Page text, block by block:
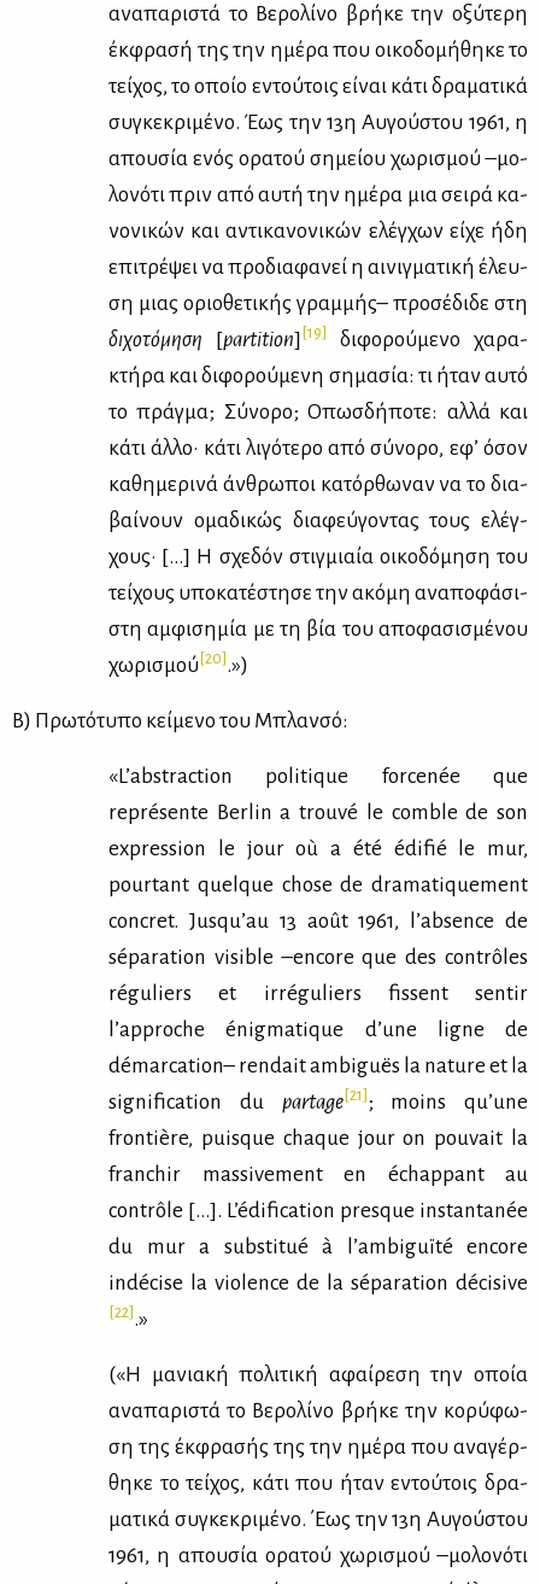
ανα­πα­ρι­στά το Bε­ρο­λί­νο βρή­κε την οξύ­τε­ρη
έκ­φρα­σή της την ημέ­ρα που οι­κο­δο­μή­θη­κε το
τεί­χος, το οποίο εντού­τοις εί­ναι κά­τι δρα­μα­τι­κά
συ­γκε­κρι­μέ­νο. Έως την 13η Aυ­γού­στου 1961, η
απου­σία ενός ορα­τού ση­μεί­ου χω­ρι­σμού –μο­
λο­νό­τι πριν από αυ­τή την ημέ­ρα μια σει­ρά κα­
νο­νι­κών και αντι­κα­νο­νι­κών ελέγ­χων εί­χε ήδη
επι­τρέ­ψει να προ­δια­φα­νεί η αι­νιγ­μα­τι­κή έλευ­
ση μιας οριο­θε­τι­κής γραμ­μής– προ­σέ­δι­δε στη
δι­χο­τό­μη­ση [partition][19]
δι­φο­ρού­με­νο χα­ρα­
κτή­ρα και δι­φο­ρού­με­νη ση­μα­σία: τι ήταν αυ­τό
το πράγ­μα; Σύ­νο­ρο; Oπωσ­δή­πο­τε: αλ­λά και
κά­τι άλ­λο· κά­τι λι­γό­τε­ρο από σύ­νο­ρο, εφ’ όσον
κα­θη­με­ρι­νά άν­θρω­ποι κα­τόρ­θω­ναν να το δια­
βαί­νουν ομα­δι­κώς δια­φεύ­γο­ντας τους ελέγ­
χους· […] H σχε­δόν στιγ­μιαία οι­κο­δό­μη­ση του
τεί­χους υπο­κα­τέ­στη­σε την ακό­μη ανα­πο­φά­σι­
στη αμ­φι­ση­μία με τη βία του απο­φα­σι­σμέ­νου
χω­ρι­σμού[20].»)
B) Πρω­τό­τυ­πο κεί­με­νο του Mπλαν­σό:
«L’abstraction politique forcenée que
représente Berlin a trouvé le comble de son
expression le jour où a été édifié le mur,
pourtant quelque chose de dramatiquement
concret. Jusqu’au 13 août 1961, l’absence de
séparation visible –encore que des contrôles
réguliers et irréguliers fissent sentir
l’approche énigmatique d’une ligne de
démarcation– rendait ambiguës la nature et la
signification du partage[21]; moins qu’une
frontière, puisque chaque jour on pouvait la
franchir massivement en échappant au
contrôle […]. L’édification presque instantanée
du mur a substitué à l’ambiguïté encore
indécise la violence de la séparation décisive
[22].»
(«H μα­νια­κή πο­λι­τι­κή αφαί­ρε­ση την οποία
ανα­πα­ρι­στά το Bε­ρο­λί­νο βρή­κε την κο­ρύ­φω­
ση της έκ­φρα­σής της την ημέ­ρα που ανα­γέρ­
θη­κε το τεί­χος, κά­τι που ήταν εντού­τοις δρα­
μα­τι­κά συ­γκε­κρι­μέ­νο. ΄Eως την 13η Aυ­γού­στου
1961, η απου­σία ορα­τού χω­ρι­σμού –μο­λο­νό­τι